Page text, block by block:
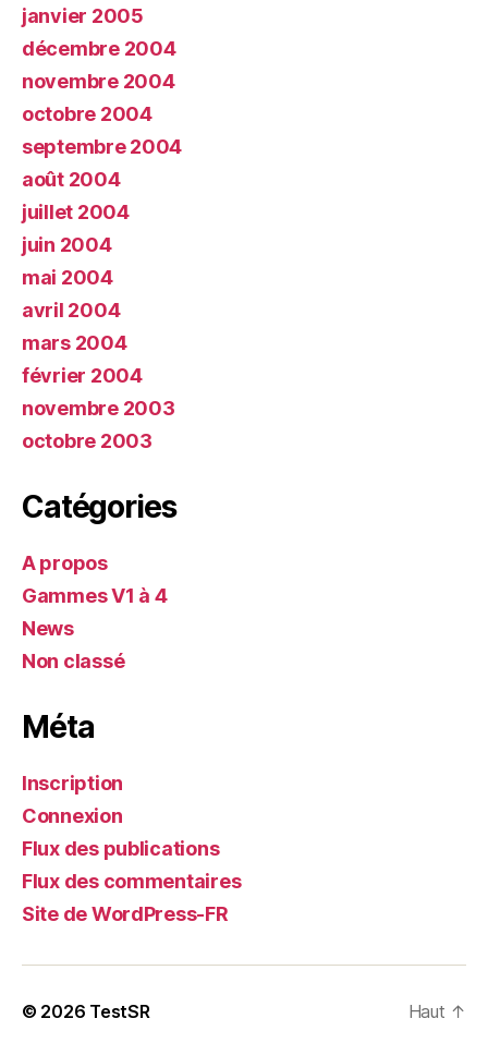
janvier 2005
décembre 2004
novembre 2004
octobre 2004
septembre 2004
août 2004
juillet 2004
juin 2004
mai 2004
avril 2004
mars 2004
février 2004
novembre 2003
octobre 2003
Catégories
A propos
Gammes V1 à 4
News
Non classé
Méta
Inscription
Connexion
Flux des publications
Flux des commentaires
Site de WordPress-FR
© 2026 TestSR Haut ↑